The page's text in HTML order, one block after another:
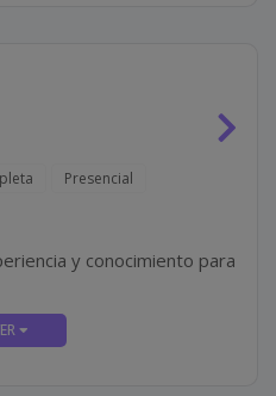
Presencial
y conocimiento para